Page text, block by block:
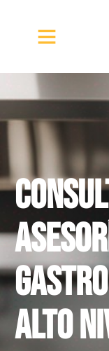
ALTO